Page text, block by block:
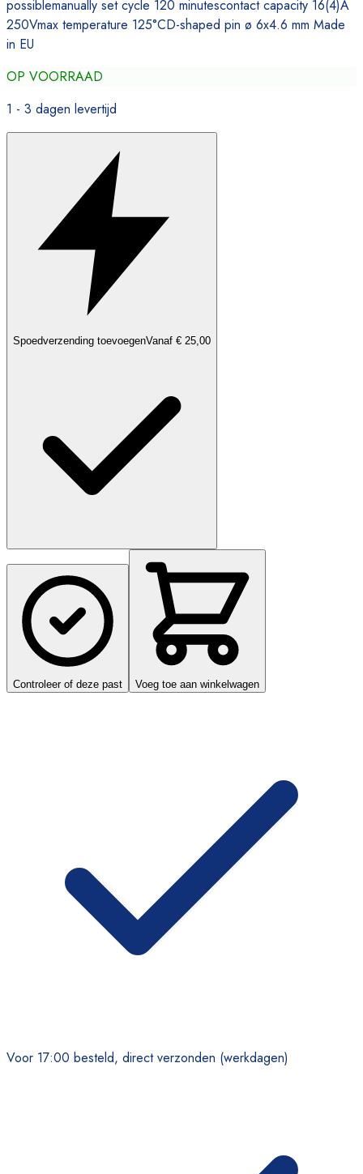
possiblemanually set cycle 120 minutescontact capacity 16(4)A
250Vmax temperature 125°CD-shaped pin ø 6x4.6 mm Made
in EU
OP VOORRAAD
1 - 3 dagen levertijd
Spoedverzending toevoegenVanaf € 25,00
Controleer of deze past Voeg toe aan winkelwagen
Voor 17:00 besteld, direct verzonden (werkdagen)